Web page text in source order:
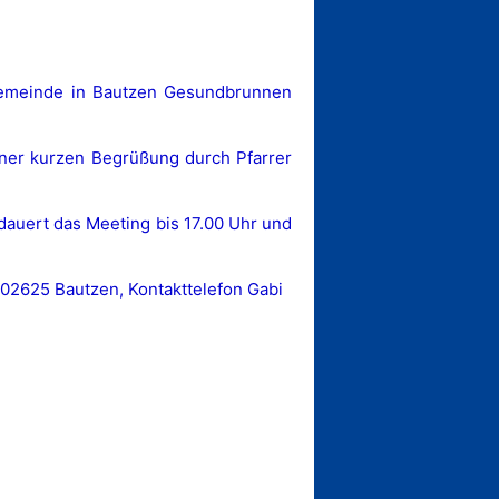
in Bautzen Gesundbrunnen
kurzen Begrüßung durch Pfarrer
das Meeting bis 17.00 Uhr und
Bautzen, Kontakttelefon Gabi